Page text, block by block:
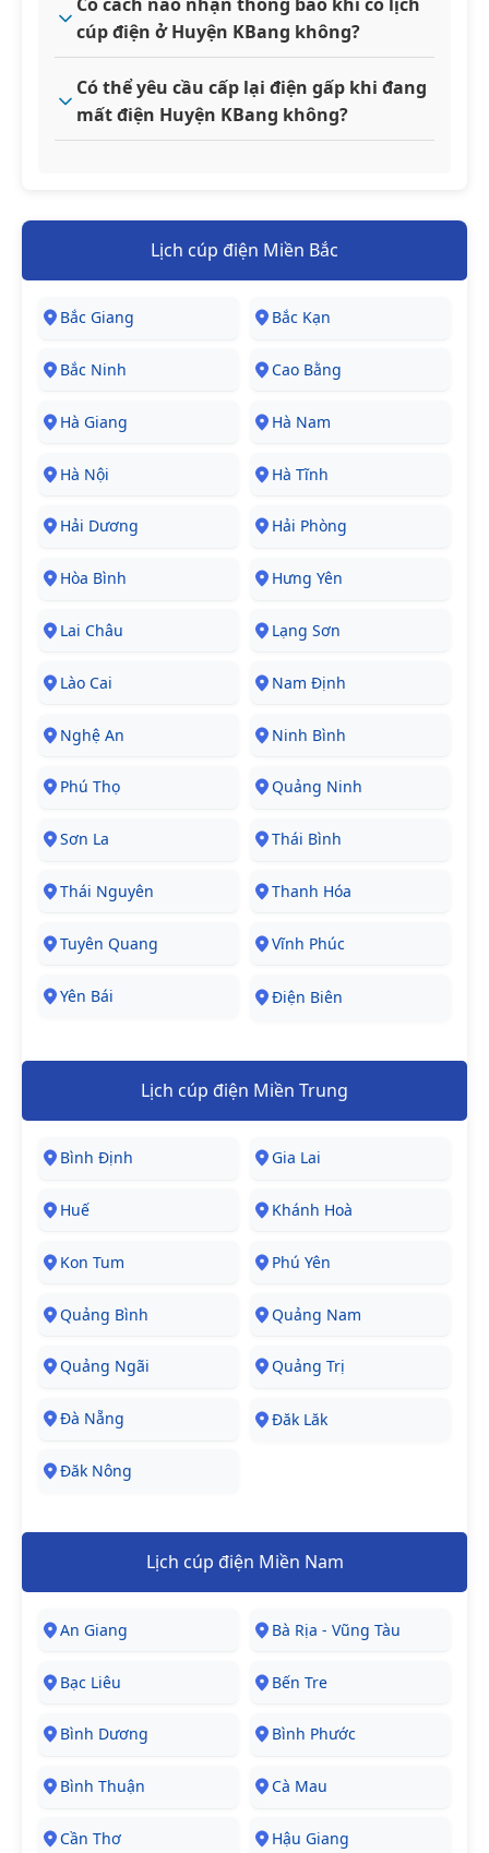
cúp điện ở Huyện KBang không?
Có thể yêu cầu cấp lại điện gấp khi đang
mất điện Huyện KBang không?
Lịch cúp điện Miền Bắc
Bắc Giang Bắc Kạn
Bắc Ninh Cao Bằng
Hà Giang Hà Nam
Hà Nội Hà Tĩnh
Hải Dương Hải Phòng
Hòa Bình Hưng Yên
Lai Châu Lạng Sơn
Lào Cai Nam Định
Nghệ An Ninh Bình
Phú Thọ Quảng Ninh
Sơn La Thái Bình
Thái Nguyên Thanh Hóa
Tuyên Quang Vĩnh Phúc
Yên Bái Điện Biên
Lịch cúp điện Miền Trung
Bình Định Gia Lai
Huế Khánh Hoà
Kon Tum Phú Yên
Quảng Bình Quảng Nam
Quảng Ngãi Quảng Trị
Đà Nẵng Đăk Lăk
Đăk Nông
Lịch cúp điện Miền Nam
An Giang Bà Rịa - Vũng Tàu
Bạc Liêu Bến Tre
Bình Dương Bình Phước
Bình Thuận Cà Mau
Cần Thơ Hậu Giang